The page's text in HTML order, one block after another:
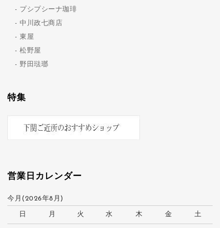
プシプシーナ珈琲
中川政七商店
東屋
松野屋
野田琺瑯
特集
営業日カレンダー
今月(2026年8月)
日 月 火 水 木 金 土